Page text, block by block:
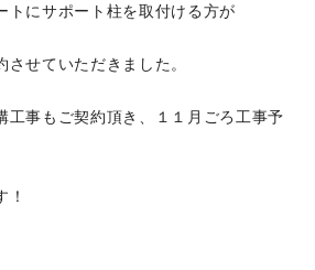
トにサポート柱を取付ける方が
せていただきました。
工事もご契約頂き、１１月ごろ工事予
！